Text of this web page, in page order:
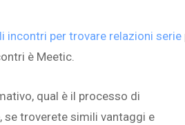
incontri per trovare relazioni serie
è Meetic.
qual è il processo di
troverete simili vantaggi e